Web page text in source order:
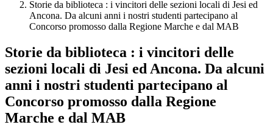
Storie da biblioteca : i vincitori delle sezioni locali di Jesi ed
Ancona. Da alcuni anni i nostri studenti partecipano al
Concorso promosso dalla Regione Marche e dal MAB
Storie da biblioteca : i vincitori delle
sezioni locali di Jesi ed Ancona. Da alcuni
anni i nostri studenti partecipano al
Concorso promosso dalla Regione
Marche e dal MAB